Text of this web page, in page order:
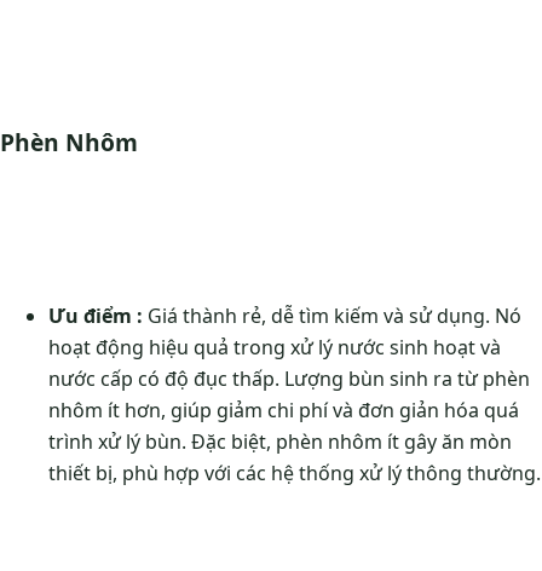
Phèn Nhôm
Ưu điểm : Giá thành rẻ, dễ tìm kiếm và sử dụng. Nó
hoạt động hiệu quả trong xử lý nước sinh hoạt và
nước cấp có độ đục thấp. Lượng bùn sinh ra từ phèn
nhôm ít hơn, giúp giảm chi phí và đơn giản hóa quá
trình xử lý bùn. Đặc biệt, phèn nhôm ít gây ăn mòn
thiết bị, phù hợp với các hệ thống xử lý thông thường.